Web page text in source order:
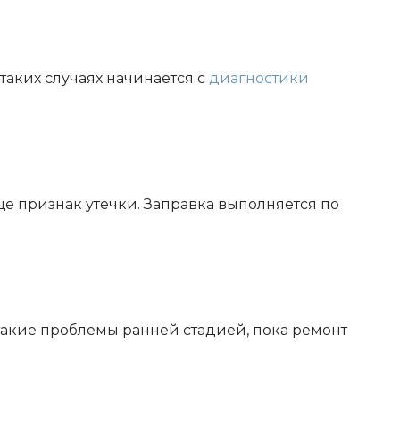
случаях начинается с диагностики
признак утечки. Заправка выполняется по
проблемы ранней стадией, пока ремонт